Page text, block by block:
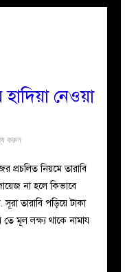
নেওয়া
করুন
প্রচলিত নিয়মে তারাবি
না হলে কিভাবে
তারাবি পড়িয়ে টাকা
তে মূল লক্ষ্য থাকে নামায